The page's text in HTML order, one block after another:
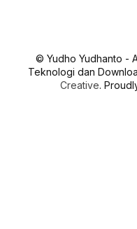
© Yudho Yudhanto -
Teknologi dan
Creative.